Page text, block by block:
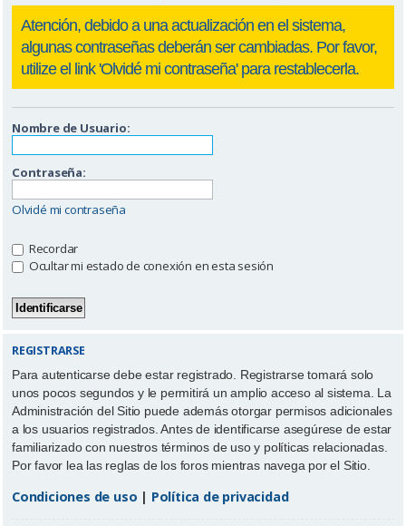
Nombre de Usuario:
Contraseña:
Olvidé mi contraseña
Recordar
Ocultar mi estado de conexión en esta sesión
REGISTRARSE
Para autenticarse debe estar registrado. Registrarse tomará solo
unos pocos segundos y le permitirá un amplio acceso al sistema. La
Administración del Sitio puede además otorgar permisos adicionales
a los usuarios registrados. Antes de identificarse asegúrese de estar
familiarizado con nuestros términos de uso y políticas relacionadas.
Por favor lea las reglas de los foros mientras navega por el Sitio.
Condiciones de uso | Política de privacidad